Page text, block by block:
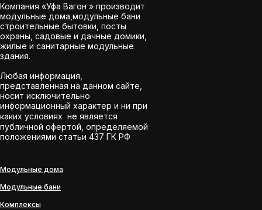
Компания «Уфа Вагон » производит
модульные дома,модульные бани
строительные бытовки, посты
охраны, садовые и дачные домики,
жилые и санитарные модульные
здания.
Любая информация,
представленная на данном сайте,
носит исключительно
информационный характер и ни при
каких условиях не является
публичной офертой, определяемой
положениями статьи 437 ГК РФ
Модульные дома
Модульные бани
Комплексы